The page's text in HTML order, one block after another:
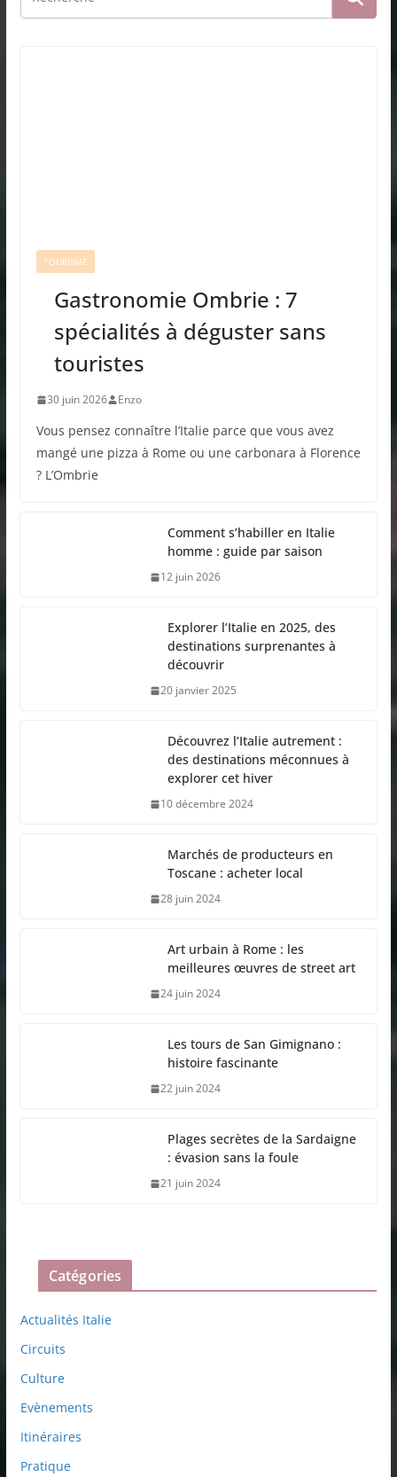
TOURISME
Gastronomie Ombrie : 7
spécialités à déguster sans
touristes
30 juin 2026 Enzo
Vous pensez connaître l’Italie parce que vous avez
mangé une pizza à Rome ou une carbonara à Florence
? L’Ombrie
Comment s’habiller en Italie
homme : guide par saison
12 juin 2026
Explorer l’Italie en 2025, des
destinations surprenantes à
découvrir
20 janvier 2025
Découvrez l’Italie autrement :
des destinations méconnues à
explorer cet hiver
10 décembre 2024
Marchés de producteurs en
Toscane : acheter local
28 juin 2024
Art urbain à Rome : les
meilleures œuvres de street art
24 juin 2024
Les tours de San Gimignano :
histoire fascinante
22 juin 2024
Plages secrètes de la Sardaigne
: évasion sans la foule
21 juin 2024
Catégories
Actualités Italie
Circuits
Culture
Evènements
Itinéraires
Pratique